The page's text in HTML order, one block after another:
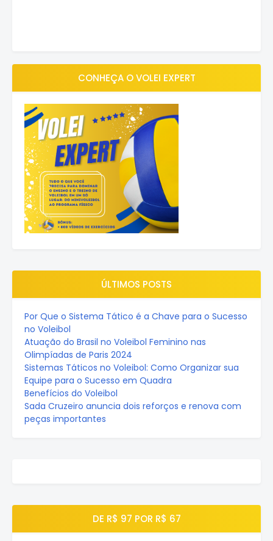
CONHEÇA O VOLEI EXPERT
ÚLTIMOS POSTS
Por Que o Sistema Tático é a Chave para o Sucesso
no Voleibol
Atuação do Brasil no Voleibol Feminino nas
Olimpíadas de Paris 2024
Sistemas Táticos no Voleibol: Como Organizar sua
Equipe para o Sucesso em Quadra
Benefícios do Voleibol
Sada Cruzeiro anuncia dois reforços e renova com
peças importantes
DE R$ 97 POR R$ 67